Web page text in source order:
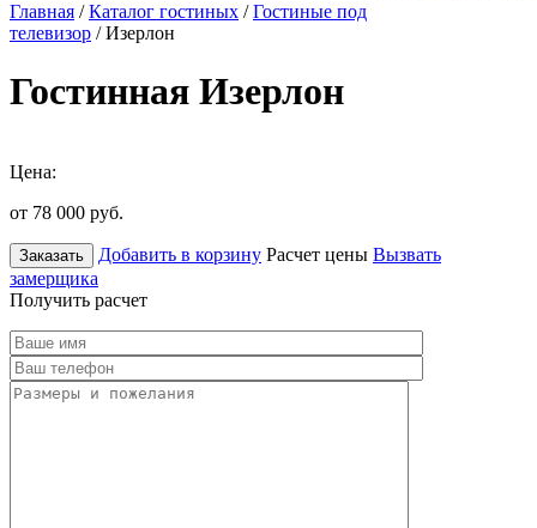
Главная /Каталог гостиных /Гостиные под
телевизор / Изерлон
Гостинная Изерлон
Цена:
от 78 000 руб.
Заказать Добавить в корзину Расчет цены Вызвать
замерщика
Получить расчет